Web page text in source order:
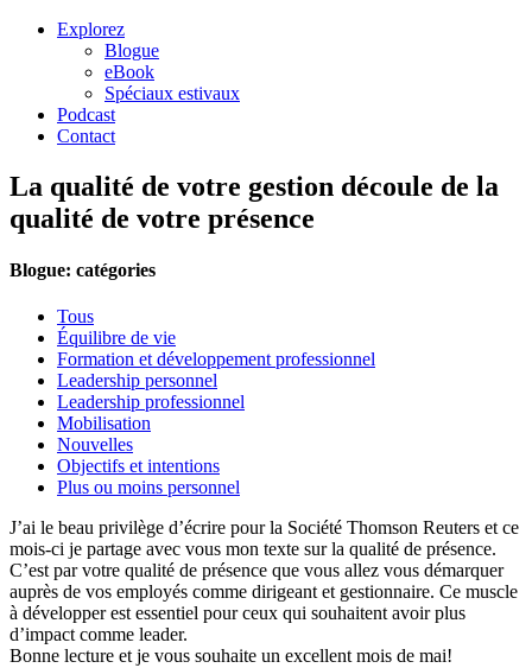
Explorez
Blogue
eBook
Spéciaux estivaux
Podcast
Contact
La qualité de votre gestion découle de la
qualité de votre présence
Blogue: catégories
Tous
Équilibre de vie
Formation et développement professionnel
Leadership personnel
Leadership professionnel
Mobilisation
Nouvelles
Objectifs et intentions
Plus ou moins personnel
J’ai le beau privilège d’écrire pour la Société Thomson Reuters et ce
mois-ci je partage avec vous mon texte sur la qualité de présence.
C’est par votre qualité de présence que vous allez vous démarquer
auprès de vos employés comme dirigeant et gestionnaire. Ce muscle
à développer est essentiel pour ceux qui souhaitent avoir plus
d’impact comme leader.
Bonne lecture et je vous souhaite un excellent mois de mai!